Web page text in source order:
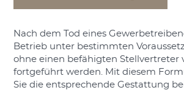
Nach dem Tod eines
Betrieb unter bestimmten
ohne einen befähigten Stellvertreter
fortgeführt werden. Mit diesem
Sie die entsprechende Gestattung